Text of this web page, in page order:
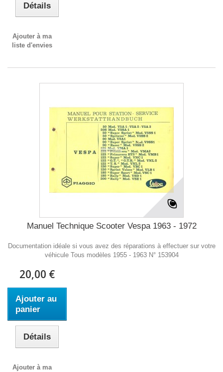
Détails
Ajouter à ma
liste d'envies
Manuel Technique Scooter Vespa 1963 - 1972
Documentation idéale si vous avez des réparations à effectuer sur votre
véhicule Tous modèles 1955 - 1963 N° 153904
20,00 €
Ajouter au
panier
Détails
Ajouter à ma